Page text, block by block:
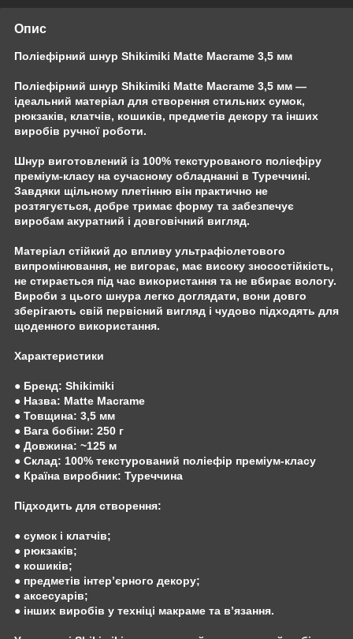
Опис
Поліефірний шнур Shikimiki Matte Macrame 3,5 мм
Поліефірний шнур Shikimiki Matte Macrame 3,5 мм —
ідеальний матеріал для створення стильних сумок,
рюкзаків, клатчів, кошиків, предметів декору та інших
виробів ручної роботи.
Шнур виготовлений із 100% текстурованого поліефіру
преміум-класу на сучасному обладнанні в Туреччині.
Завдяки щільному плетінню він практично не
розтягується, добре тримає форму та забезпечує
виробам акуратний і довговічний вигляд.
Матеріал стійкий до впливу ультрафіолетового
випромінювання, не вигорає, має високу зносостійкість,
не стирається під час використання та не вбирає вологу.
Вироби з цього шнура легко доглядати, вони довго
зберігають свій первісний вигляд і чудово підходять для
щоденного використання.
Характеристики
● Бренд: Shikimiki
● Назва: Matte Macrame
● Товщина: 3,5 мм
● Вага бобіни: 250 г
● Довжина: ~125 м
● Склад: 100% текстурований поліефір преміум-класу
● Країна виробник: Туреччина
Підходить для створення:
● сумок і клатчів;
● рюкзаків;
● кошиків;
● предметів інтер’єрного декору;
● аксесуарів;
● інших виробів у техніці макраме та в’язання.